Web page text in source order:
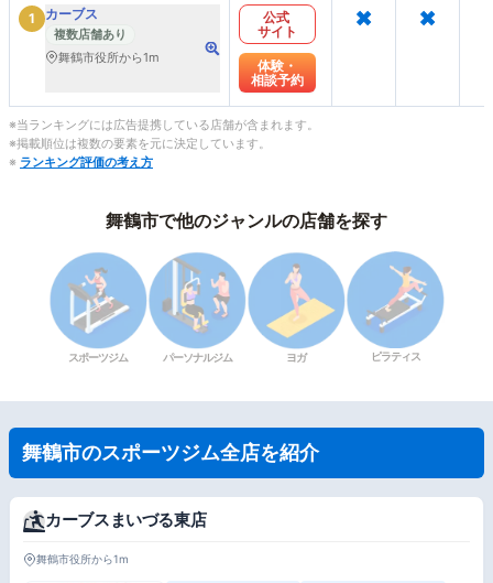
1 カーブス
複数店舗あり
舞鶴市役所から1m
公式
サイト
体験・
相談予約
× ×
※当ランキングには広告提携している店舗が含まれます。
※掲載順位は複数の要素を元に決定しています。
※ ランキング評価の考え方
舞鶴市で他のジャンルの店舗を探す
スポーツジム パーソナルジム ヨガ ピラティス
舞鶴市のスポーツジム全店を紹介
カーブスまいづる東店
舞鶴市役所から1m